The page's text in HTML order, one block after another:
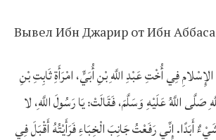
Вывел Ибн Джарир от Ибн
فِي أُخْتِ عَبْدِ اللَّهِ بْنِ أُبَيٍّ، امْرَأَةِ ثَابِتِ بْنِ
صَلَّى اللَّهُ عَلَيْهِ وَسَلَّمَ، فَقَالَتْ: يَا رَسُولَ اللَّهِ، لا
أَبَدًا. إِنِّي رَفَعْتُ جَانِبَ الْخِبَاءِ فَرَأَيْتُهُ أَقْبَلَ فِي